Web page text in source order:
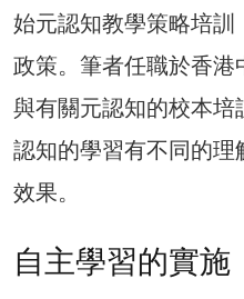
始元認知教學策略培訓
政策。筆者任職於香
與有關元認知的校本
認知的學習有不同的
效果。
自主學習的實施